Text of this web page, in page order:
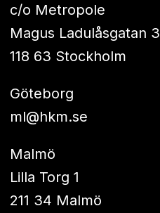
c/o Metropole
Magus Ladulåsgatan 3
118 63 Stockholm
Göteborg
ml@hkm.se
Malmö
Lilla Torg 1
211 34 Malmö